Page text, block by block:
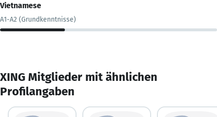
Vietnamese
A1-A2 (Grundkenntnisse)
XING Mitglieder mit ähnlichen
Profilangaben